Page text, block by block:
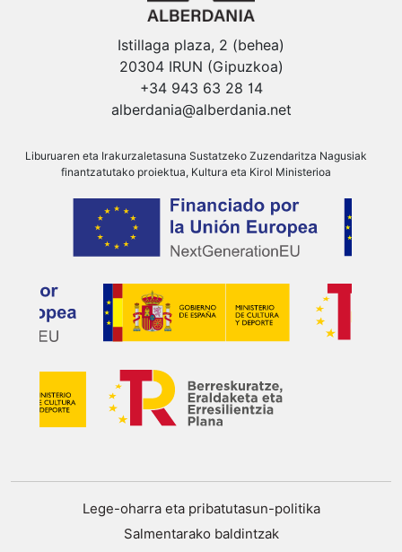
Istillaga plaza, 2 (behea)
20304 IRUN (Gipuzkoa)
+34 943 63 28 14
alberdania@alberdania.net
Liburuaren eta Irakurzaletasuna Sustatzeko Zuzendaritza Nagusiak
finantzatutako proiektua, Kultura eta Kirol Ministerioa
Lege-oharra eta pribatutasun-politika
Salmentarako baldintzak